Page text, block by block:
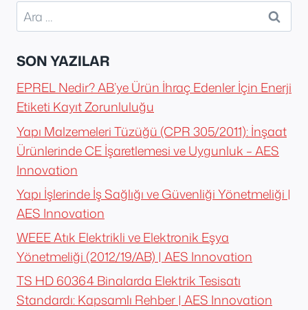
Arama:
SON YAZILAR
EPREL Nedir? AB’ye Ürün İhraç Edenler İçin Enerji
Etiketi Kayıt Zorunluluğu
Yapı Malzemeleri Tüzüğü (CPR 305/2011): İnşaat
Ürünlerinde CE İşaretlemesi ve Uygunluk – AES
Innovation
Yapı İşlerinde İş Sağlığı ve Güvenliği Yönetmeliği |
AES Innovation
WEEE Atık Elektrikli ve Elektronik Eşya
Yönetmeliği (2012/19/AB) | AES Innovation
TS HD 60364 Binalarda Elektrik Tesisatı
Standardı: Kapsamlı Rehber | AES Innovation